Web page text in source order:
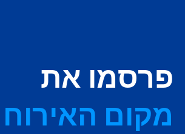
פרסמו את
המלון
מקום